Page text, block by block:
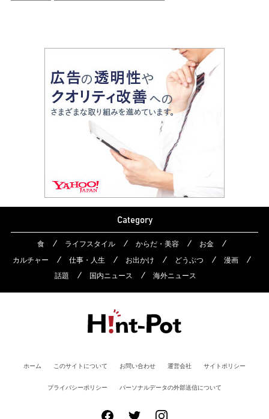
Category
食 ライフスタイル からだ・美容
お金
カルチャー
仕事・人生 お出かけ どうぶつ
漫画
話題
国内ニュース 海外ニュース
ホーム このサイトについて お問い合わせ 運営会社 サイトポリシー
プライバシーポリシー パーソナルデータの外部送信について